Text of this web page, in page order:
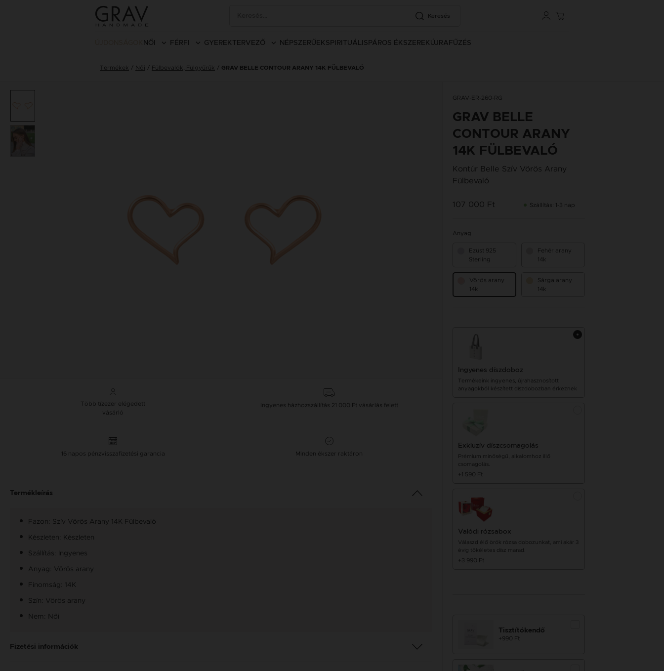
Keresés
NŐI FÉRFI GYEREK TERVEZŐ NÉPSZERŰEK SPIRITUÁLIS PÁROS ÉKSZEREK ÚJRAFŰZÉS
Termékek Női Fülbevalók, Fülgyűrűk GRAV BELLE CONTOUR ARANY 14K FÜLBEVALÓ
Több tízezer elégedett
vásárló
Ingyenes házhozszállítás 21 000 Ft vásárlás felett
16 napos pénzvisszafizetési garancia Minden ékszer raktáron
Termékleírás
Fazon: Szív Vörös Arany 14K Fülbevaló
Készleten: Készleten
Szállítás: Ingyenes
Anyag: Vörös arany
Finomság: 14K
Szín: Vörös arany
Nem: Női
Fizetési információk
GRAV-ER-260-RG
GRAV BELLE
CONTOUR ARANY
14K FÜLBEVALÓ
Kontúr Belle Szív Vörös Arany
Fülbevaló
107 000 Ft Szállítás: 1-3 nap
Anyag
Ezüst 925
Sterling
Fehér arany
14k
Vörös arany
14k
Sárga arany
14k
Ingyenes díszdoboz
Termékeink ingyenes, újrahasznosított
anyagokból készített díszdobozban érkeznek
Exkluzív díszcsomagolás
Prémium minőségű, alkalomhoz illő
csomagolás.
+1 590 Ft
Valódi rózsabox
Válaszd élő örök rózsa dobozunkat, ami akár 3
évig tökéletes dísz marad.
+3 990 Ft
Tisztítókendő
+990 Ft